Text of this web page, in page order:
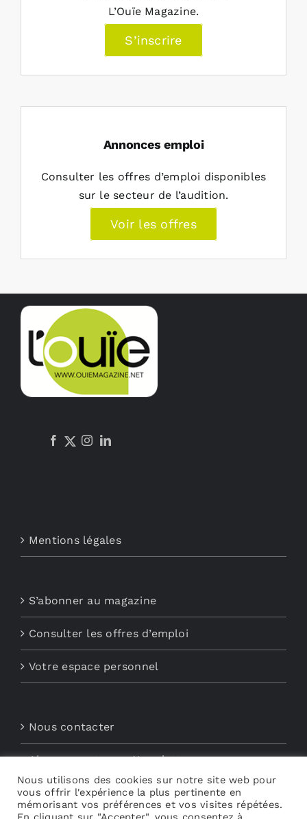
L’Ouïe Magazine.
S’inscrire
Annonces emploi
Consulter les offres d’emploi disponibles
sur le secteur de l’audition.
Voir les offres
Mentions légales
S’abonner au magazine
Consulter les offres d’emploi
Votre espace personnel
Nous contacter
Abonnements aux Newsletters
Découvrez My Audio
Nous utilisons des cookies sur notre site web pour
vous offrir l'expérience la plus pertinente en
mémorisant vos préférences et vos visites répétées.